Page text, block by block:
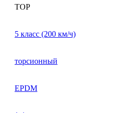
TOP
5 класс (200 км/ч)
торсионный
EPDM